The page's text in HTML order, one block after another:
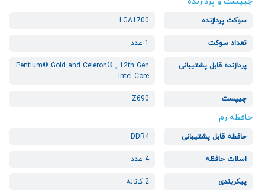
سوکت پردازنده LGA1700
تعداد سوکت 1 عدد
پردازنده قابل پشتیبانی Pentium® Gold and Celeron® , 12th Gen
Intel Core
چیپست Z690
حافظه رم
حافظه قابل پشتیبانی DDR4
اسلات حافظه 4 عدد
پیکربندی 2 کاناله